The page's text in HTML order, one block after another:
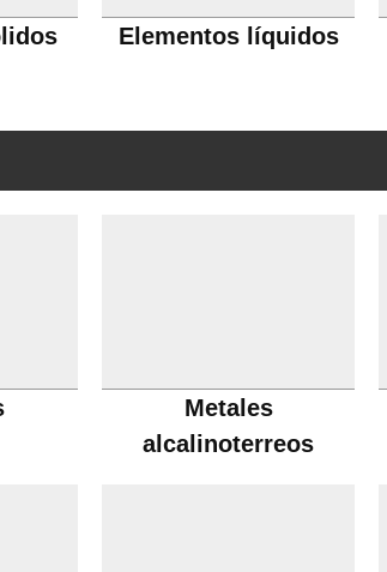
Elementos líquidos
Metales
alcalinoterreos